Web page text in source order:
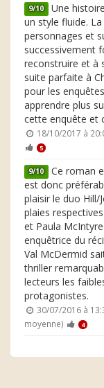
9/10 Une
un style fluide.
personnages et
successivement
reconstruire et à
suite parfaite à
pour les
apprendre plus
cette enquête et
18/10/2017 à
5
9/10 Ce roman
est donc
plaisir le duo Hill/
plaies
et Paula
enquêtrice du
Val McDermid
thriller
lecteurs les
protagonistes.
30/07/2016 à
moyenne)
4